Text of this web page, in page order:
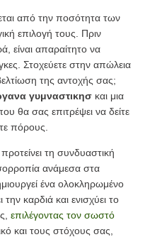
από την ποσότητα των
επιλογή τους. Πριν
είναι απαραίτητο να
Στοχεύετε στην απώλεια
της αντοχής σας;
γυμναστικησκαι μια
θα σας επιτρέψει να δείτε
πόρους.
τη συνδυαστική
ανάμεσα στα
ένα ολοκληρωμένο
καρδιά και ενισχύει το
επιλέγοντας τον σωστό
και τους στόχους σας,